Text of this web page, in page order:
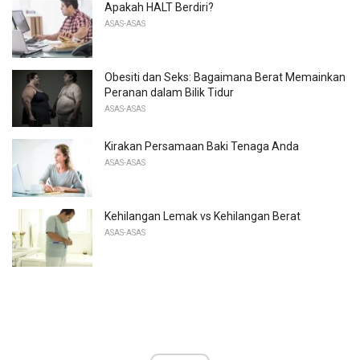
Apakah HALT Berdiri?
ASAS-ASAS
Obesiti dan Seks: Bagaimana Berat Memainkan
Peranan dalam Bilik Tidur
ASAS-ASAS
Kirakan Persamaan Baki Tenaga Anda
ASAS-ASAS
Kehilangan Lemak vs Kehilangan Berat
ASAS-ASAS